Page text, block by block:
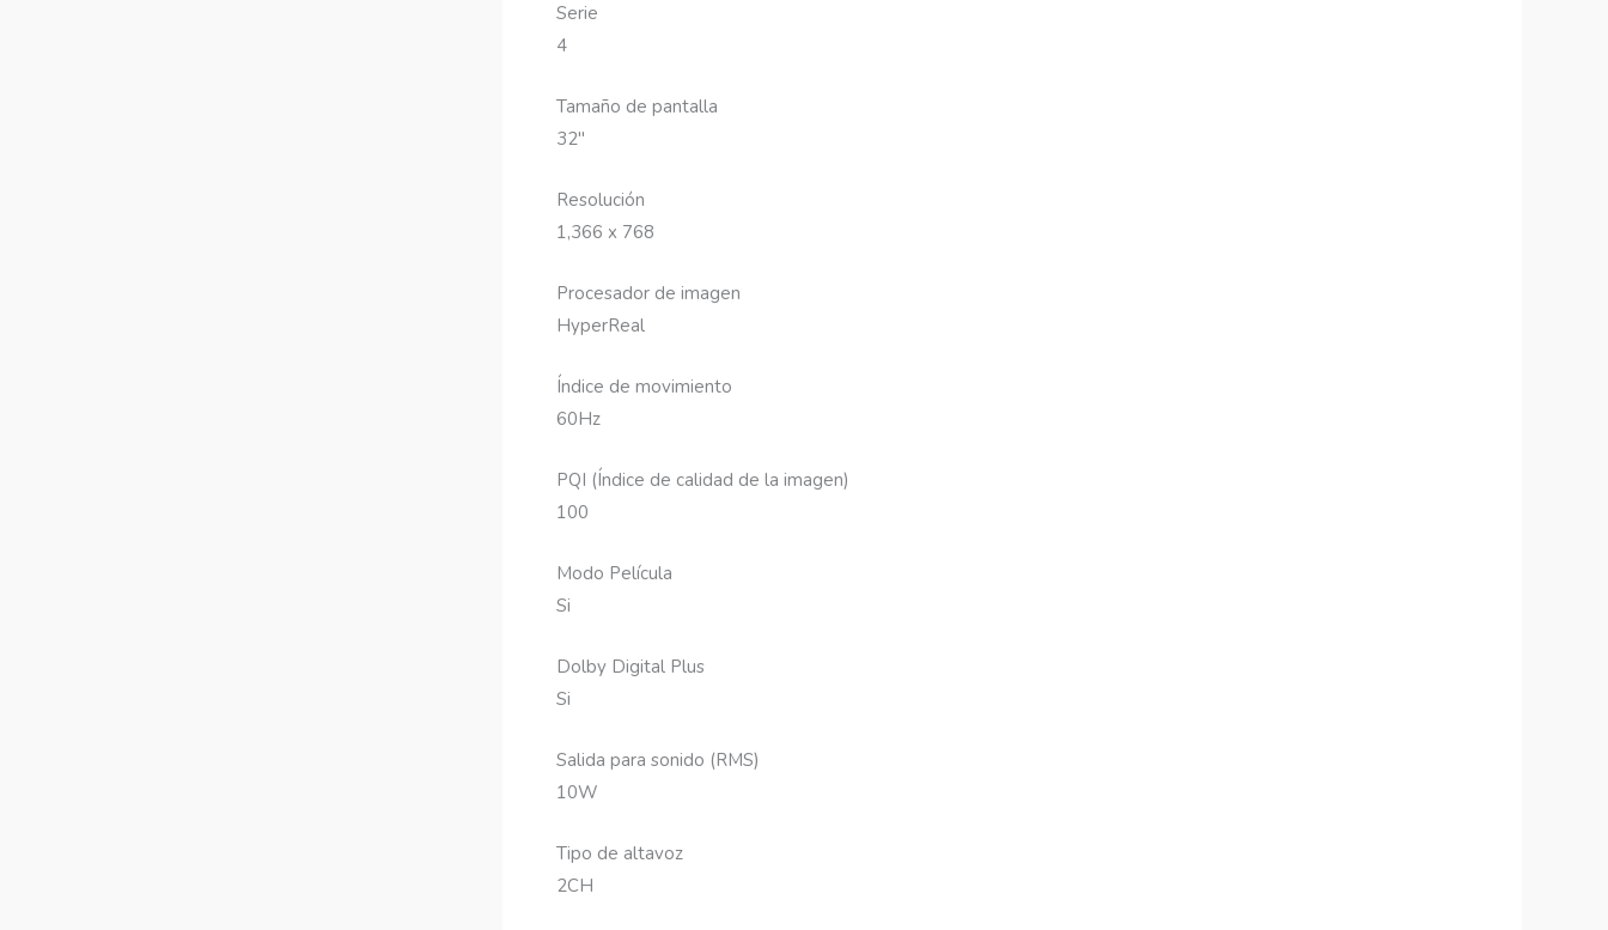
Serie
4
Tamaño de pantalla
32″
Resolución
1,366 x 768
Procesador de imagen
HyperReal
Índice de movimiento
60Hz
PQI (Índice de calidad de la imagen)
100
Modo Película
Si
Dolby Digital Plus
Si
Salida para sonido (RMS)
10W
Tipo de altavoz
2CH